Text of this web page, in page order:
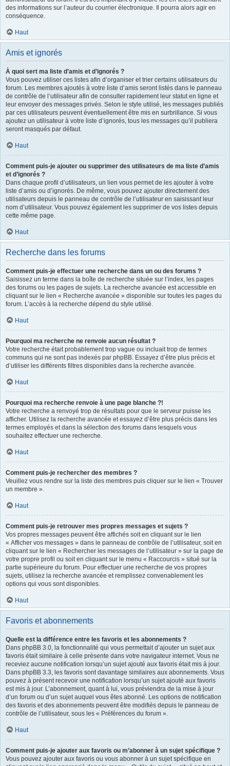
des informations sur l’auteur du courrier électronique. Il pourra alors agir en
conséquence.
Haut
Amis et ignorés
À quoi sert ma liste d’amis et d’ignorés ?
Vous pouvez utiliser ces listes afin d’organiser et trier certains utilisateurs du
forum. Les membres ajoutés à votre liste d’amis seront listés dans le panneau
de contrôle de l’utilisateur afin de consulter rapidement leur statut en ligne et
leur envoyer des messages privés. Selon le style utilisé, les messages publiés
par ces utilisateurs peuvent éventuellement être mis en surbrillance. Si vous
ajoutez un utilisateur à votre liste d’ignorés, tous les messages qu’il publiera
seront masqués par défaut.
Haut
Comment puis-je ajouter ou supprimer des utilisateurs de ma liste d’amis
et d’ignorés ?
Dans chaque profil d’utilisateurs, un lien vous permet de les ajouter à votre
liste d’amis ou d’ignorés. De même, vous pouvez ajouter directement des
utilisateurs depuis le panneau de contrôle de l’utilisateur en saisissant leur
nom d’utilisateur. Vous pouvez également les supprimer de vos listes depuis
cette même page.
Haut
Recherche dans les forums
Comment puis-je effectuer une recherche dans un ou des forums ?
Saisissez un terme dans la boîte de recherche située sur l’index, les pages
des forums ou les pages de sujets. La recherche avancée est accessible en
cliquant sur le lien « Recherche avancée » disponible sur toutes les pages du
forum. L’accès à la recherche dépend du style utilisé.
Haut
Pourquoi ma recherche ne renvoie aucun résultat ?
Votre recherche était probablement trop vague ou incluait trop de termes
communs qui ne sont pas indexés par phpBB. Essayez d’être plus précis et
d’utiliser les différents filtres disponibles dans la recherche avancée.
Haut
Pourquoi ma recherche renvoie à une page blanche ?!
Votre recherche a renvoyé trop de résultats pour que le serveur puisse les
afficher. Utilisez la recherche avancée et essayez d’être plus précis dans les
termes employés et dans la sélection des forums dans lesquels vous
souhaitez effectuer une recherche.
Haut
Comment puis-je rechercher des membres ?
Veuillez vous rendre sur la liste des membres puis cliquer sur le lien « Trouver
un membre ».
Haut
Comment puis-je retrouver mes propres messages et sujets ?
Vos propres messages peuvent être affichés soit en cliquant sur le lien
« Afficher vos messages » dans le panneau de contrôle de l’utilisateur, soit en
cliquant sur le lien « Rechercher les messages de l’utilisateur » sur la page de
votre propre profil ou soit en cliquant sur le menu « Raccourcis » situé sur la
partie supérieure du forum. Pour effectuer une recherche de vos propres
sujets, utilisez la recherche avancée et remplissez convenablement les
options qui vous sont disponibles.
Haut
Favoris et abonnements
Quelle est la différence entre les favoris et les abonnements ?
Dans phpBB 3.0, la fonctionnalité qui vous permettait d’ajouter un sujet aux
favoris était similaire à celle présente dans votre navigateur internet. Vous ne
receviez aucune notification lorsqu’un sujet ajouté aux favoris était mis à jour.
Dans phpBB 3.3, les favoris sont davantage similaires aux abonnements. Vous
pouvez à présent recevoir une notification lorsqu’un sujet ajouté aux favoris
est mis à jour. L’abonnement, quant à lui, vous préviendra de la mise à jour
d’un forum ou d’un sujet auquel vous êtes abonné. Les options de notification
des favoris et des abonnements peuvent être modifiés depuis le panneau de
contrôle de l’utilisateur, sous les « Préférences du forum ».
Haut
Comment puis-je ajouter aux favoris ou m’abonner à un sujet spécifique ?
Vous pouvez ajouter aux favoris ou vous abonner à un sujet spécifique en